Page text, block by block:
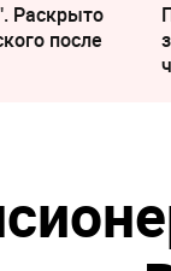
Раскрыто
после